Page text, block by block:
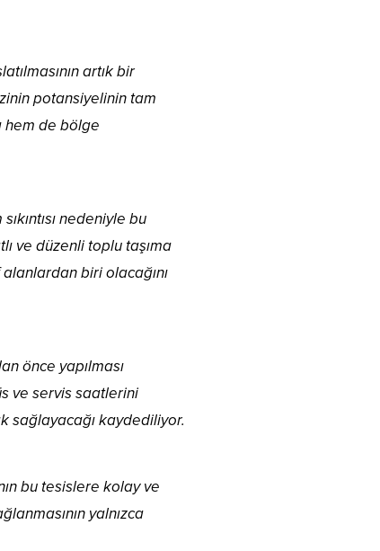
artık bir
potansiyelinin tam
hem de bölge
nedeniyle bu
ve düzenli toplu taşıma
biri olacağını
önce yapılması
ve servis saatlerini
sağlayacağı kaydediliyor.
bu tesislere kolay ve
yalnızca